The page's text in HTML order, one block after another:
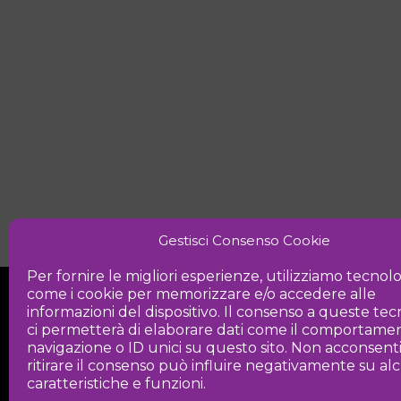
Gestisci Consenso Cookie
Per fornire le migliori esperienze, utilizziamo
come i cookie per memorizzare e/o accedere alle
informazioni del dispositivo. Il consenso a queste
ci permetterà di elaborare dati come il
navigazione o ID unici su questo sito. Non
ritirare il consenso può influire negativamente su
caratteristiche e funzioni.
Iniziativa